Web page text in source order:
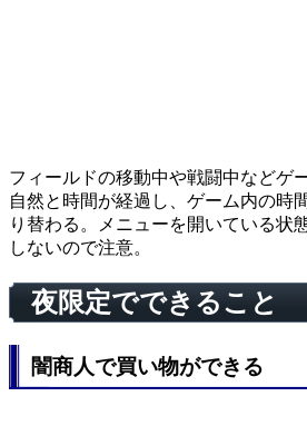
フィールドの移動中や戦闘中などゲ
自然と時間が経過し、ゲーム内の時
り替わる。メニューを開いている状
しないので注意。
夜限定でできること
闇商人で買い物ができる